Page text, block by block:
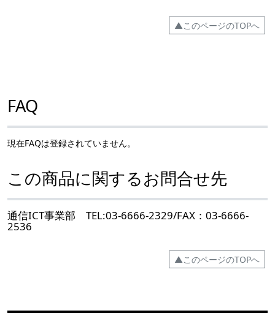
▲このページのTOPへ
FAQ
現在FAQは登録されていません。
この商品に関するお問合せ先
通信ICT事業部 TEL:03-6666-2329/FAX：03-6666-
2536
▲このページのTOPへ